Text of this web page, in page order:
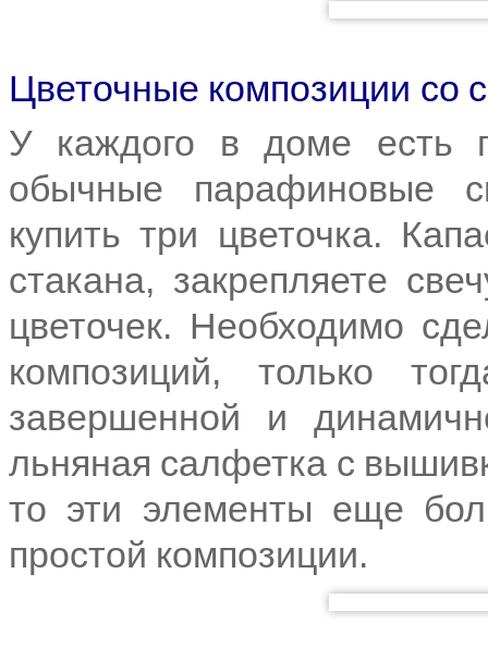
Цветочные композиции со
У каждого в доме есть
обычные парафиновые
купить три цветочка.
стакана, закрепляете
цветочек. Необходимо
композиций, только
завершенной и
льняная салфетка с
то эти элементы еще
простой композиции.